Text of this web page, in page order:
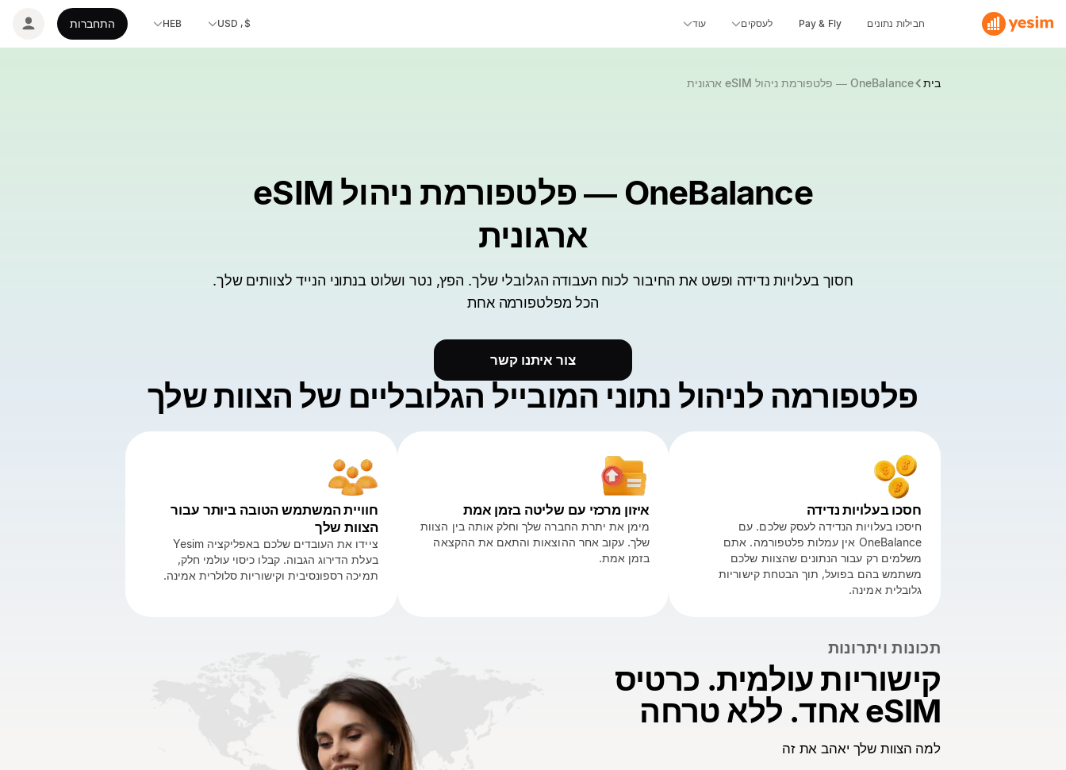
חבילות נתונים Pay & Fly לעסקים עוד $, USD
HEB התחברות
בית OneBalance — פלטפורמת ניהול eSIM ארגונית
OneBalance — פלטפורמת ניהול eSIM
ארגונית
חסוך בעלויות נדידה ופשט את החיבור לכוח העבודה הגלובלי שלך. הפץ, נטר ושלוט בנתוני הנייד לצוותים שלך.
הכל מפלטפורמה אחת
צור איתנו קשר
פלטפורמה לניהול נתוני המובייל הגלובליים של הצוות שלך
חסכו בעלויות נדידה
חיסכו בעלויות הנדידה לעסק שלכם. עם
OneBalance אין עמלות פלטפורמה. אתם
משלמים רק עבור הנתונים שהצוות שלכם
משתמש בהם בפועל, תוך הבטחת קישוריות
גלובלית אמינה.
איזון מרכזי עם שליטה בזמן אמת
מימן את יתרת החברה שלך וחלק אותה בין הצוות
שלך. עקוב אחר ההוצאות והתאם את ההקצאה
בזמן אמת.
חוויית המשתמש הטובה ביותר עבור
הצוות שלך
ציידו את העובדים שלכם באפליקציה Yesim
בעלת הדירוג הגבוה. קבלו כיסוי עולמי חלק,
תמיכה רספונסיבית וקישוריות סלולרית אמינה.
תכונות ויתרונות
קישוריות עולמית. כרטיס
eSIM אחד. ללא טרחה
למה הצוות שלך יאהב את זה